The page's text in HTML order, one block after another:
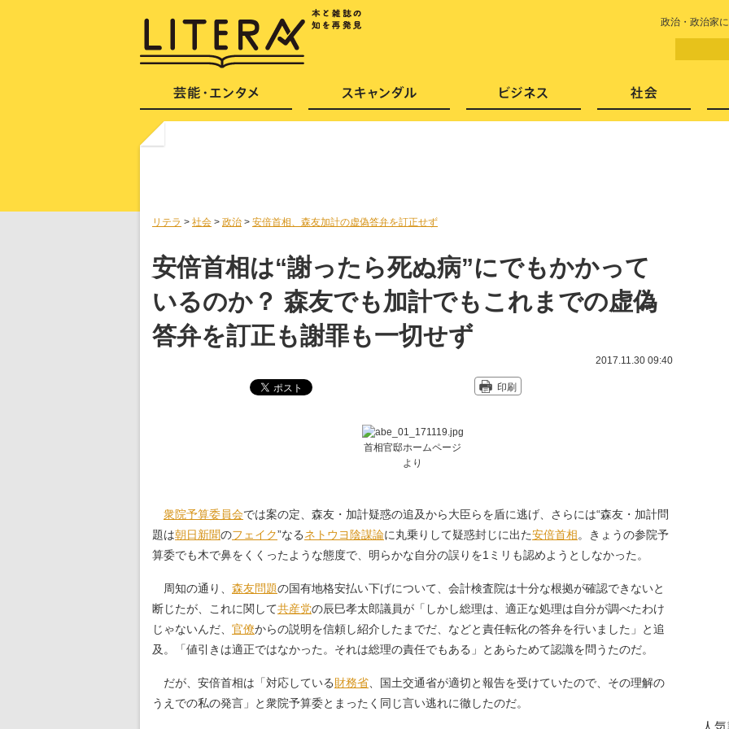
政治・政治家
リテラ > 社会 > 政治 > 安倍首相、森友加計の虚偽答弁を訂正せず
安倍首相は“謝ったら死ぬ病”にでもかかって
いるのか？ 森友でも加計でもこれまでの虚偽
答弁を訂正も謝罪も一切せず
2017.11.30 09:40
印刷
首相官邸ホームページ
より
衆院予算委員会では案の定、森友・加計疑惑の追及から大臣らを盾に逃げ、さらには“森友・加計問
題は朝日新聞のフェイク”なるネトウヨ陰謀論に丸乗りして疑惑封じに出た安倍首相。きょうの参院予
算委でも木で鼻をくくったような態度で、明らかな自分の誤りを1ミリも認めようとしなかった。
周知の通り、 森友問題の国有地格安払い下げについて、会計検査院は十分な根拠が確認できないと
断じたが、これに関して共産党の辰巳孝太郎議員が「しかし総理は、適正な処理は自分が調べたわけ
じゃないんだ、 官僚からの説明を信頼し紹介したまでだ、などと責任転化の答弁を行いました」と追
及。「値引きは適正ではなかった。それは総理の責任でもある」とあらためて認識を問うたのだ。
だが、安倍首相は「対応している財務省 、国土交通省が適切と報告を受けていたので、その理解の
うえでの私の発言」と衆院予算委とまったく同じ言い逃れに徹したのだ。
芸能・エンタメ スキャンダル